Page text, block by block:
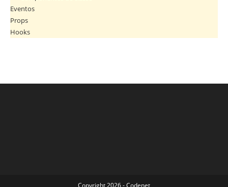
Eventos
Props
Hooks
Copyright 2026 - Codenet